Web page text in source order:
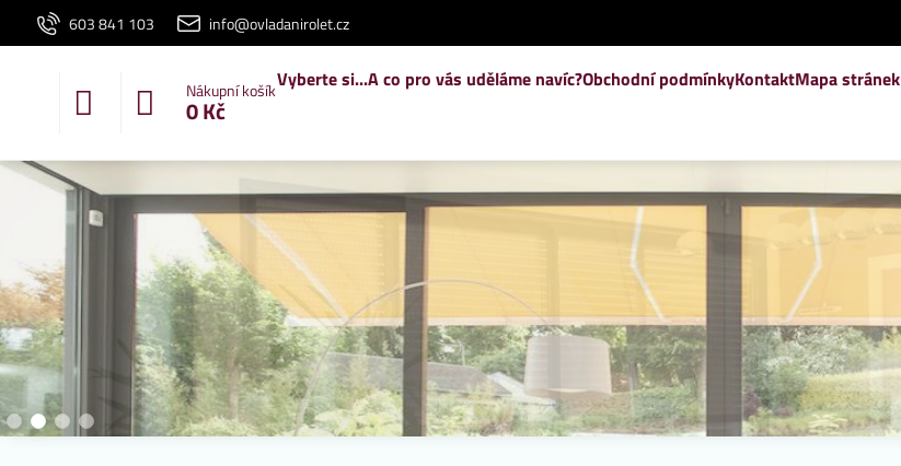
603 841 103 info@ovladanirolet.cz
Nákupní košík
0 Kč
Vyberte si...A co pro vás uděláme navíc?Obchodní podmínkyKontaktMapa stránek